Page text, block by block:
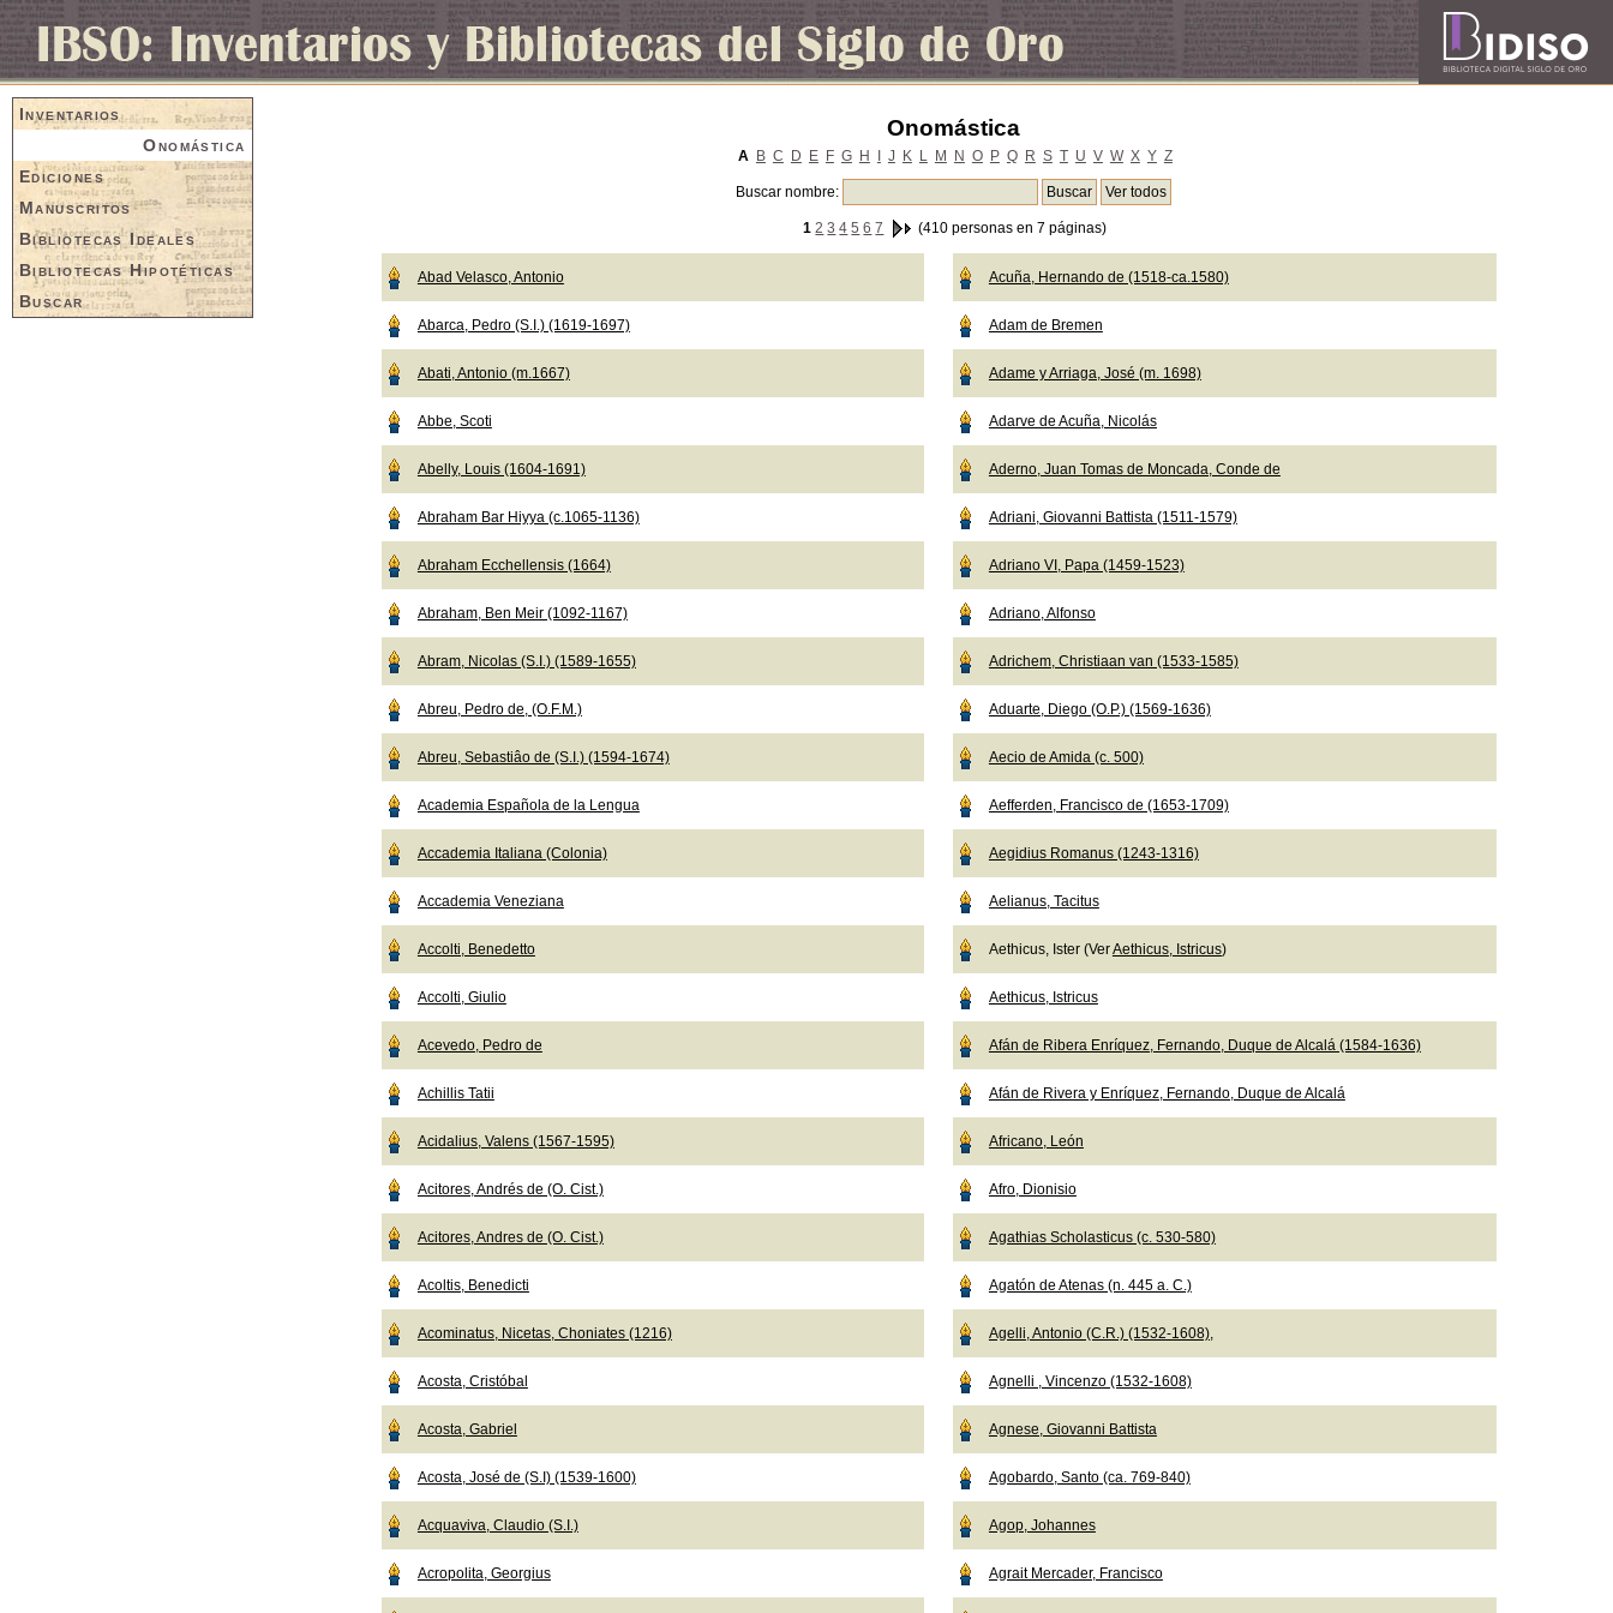
Inventarios
Onomástica
Ediciones
Manuscritos
Bibliotecas Ideales
Bibliotecas Hipotéticas
Buscar
Onomástica
A B C D E F G H J K L M N O P Q R S T U V W X Y Z
Buscar nombre:
1 2 3 4 5 6 7 (410 personas en 7 páginas)
Abad Velasco, Antonio
Abarca, Pedro (S.I.) (1619-1697)
Abati, Antonio (m.1667)
Abbe, Scoti
Abelly, Louis (1604-1691)
Abraham Bar Hiyya (c.1065-1136)
Abraham Ecchellensis (1664)
Abraham, Ben Meir (1092-1167)
Abram, Nicolas (S.I.) (1589-1655)
Abreu, Pedro de, (O.F.M.)
Abreu, Sebastiâo de (S.I.) (1594-1674)
Academia Española de la Lengua
Accademia Italiana (Colonia)
Accademia Veneziana
Accolti, Benedetto
Accolti, Giulio
Acevedo, Pedro de
Achillis Tatii
Acidalius, Valens (1567-1595)
Acitores, Andrés de (O. Cist.)
Acitores, Andres de (O. Cist.)
Acoltis, Benedicti
Acominatus, Nicetas, Choniates (1216)
Acosta, Cristóbal
Acosta, Gabriel
Acosta, José de (S.I) (1539-1600)
Acquaviva, Claudio (S.I.)
Acropolita, Georgius
Acuña, Hernando de (1518-ca.1580)
Adam de Bremen
Adame y Arriaga, José (m. 1698)
Adarve de Acuña, Nicolás
Aderno, Juan Tomas de Moncada, Conde de
Adriani, Giovanni Battista (1511-1579)
Adriano VI, Papa (1459-1523)
Adriano, Alfonso
Adrichem, Christiaan van (1533-1585)
Aduarte, Diego (O.P.) (1569-1636)
Aecio de Amida (c. 500)
Aefferden, Francisco de (1653-1709)
Aegidius Romanus (1243-1316)
Aelianus, Tacitus
Aethicus, Ister (VerAethicus, Istricus)
Aethicus, Istricus
Afán de Ribera Enríquez, Fernando, Duque de Alcalá (1584-1636)
Afán de Rivera y Enríquez, Fernando, Duque de Alcalá
Africano, León
Afro, Dionisio
Agathias Scholasticus (c. 530-580)
Agatón de Atenas (n. 445 a. C.)
Agelli, Antonio (C.R.) (1532-1608),
Agnelli , Vincenzo (1532-1608)
Agnese, Giovanni Battista
Agobardo, Santo (ca. 769-840)
Agop, Johannes
Agrait Mercader, Francisco